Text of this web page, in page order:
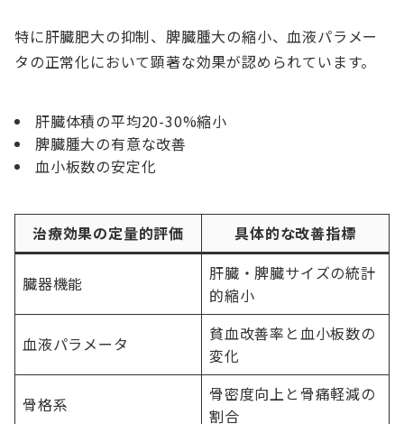
特に肝臓肥大の抑制、脾臓腫大の縮小、血液パラメー
タの正常化において顕著な効果が認められています。
肝臓体積の平均20-30%縮小
脾臓腫大の有意な改善
血小板数の安定化
治療効果の定量的評価 具体的な改善指標
臓器機能
肝臓・脾臓サイズの統計
的縮小
血液パラメータ
貧血改善率と血小板数の
変化
骨格系
骨密度向上と骨痛軽減の
割合